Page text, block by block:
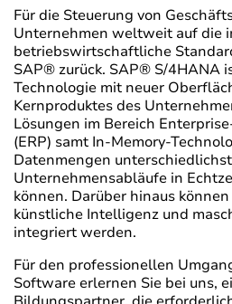
Für die Steuerung von
Unternehmen weltweit auf die
betriebswirtschaftliche
SAP® zurück. SAP® S/4HANA
Technologie mit neuer
Kernproduktes des
Lösungen im Bereich
(ERP) samt In-Memory-
Datenmengen
Unternehmensabläufe in
können. Darüber hinaus
künstliche Intelligenz und
integriert werden.
Für den professionellen
Software erlernen Sie bei uns,